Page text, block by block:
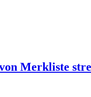
Merkliste